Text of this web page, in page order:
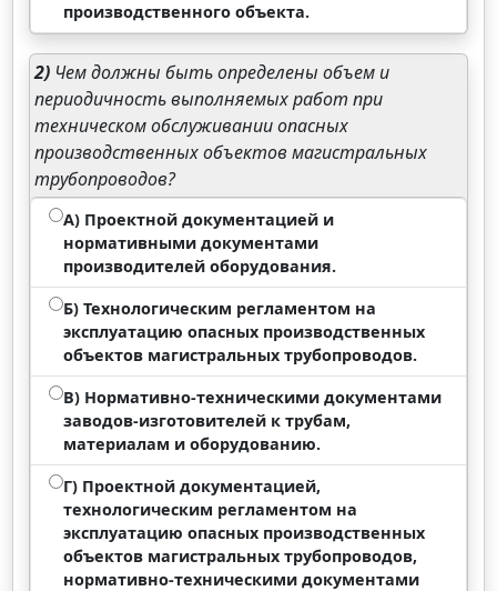
производственного объекта.
2) Чем должны быть определены объем и
периодичность выполняемых работ при
техническом обслуживании опасных
производственных объектов магистральных
трубопроводов?
А) Проектной документацией и
нормативными документами
производителей оборудования.
Б) Технологическим регламентом на
эксплуатацию опасных производственных
объектов магистральных трубопроводов.
В) Нормативно-техническими документами
заводов-изготовителей к трубам,
материалам и оборудованию.
Г) Проектной документацией,
технологическим регламентом на
эксплуатацию опасных производственных
объектов магистральных трубопроводов,
нормативно-техническими документами